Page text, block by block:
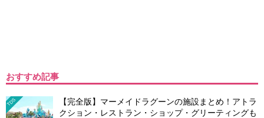
おすすめ記事
TDS
【完全版】マーメイドラグーンの施設まとめ！アトラ
クション・レストラン・ショップ・グリーティングも